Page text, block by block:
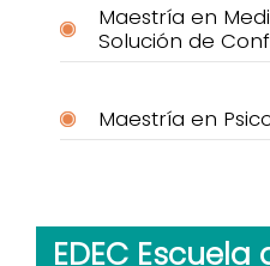
Maestría en
Solución de
Maestría en
EDEC